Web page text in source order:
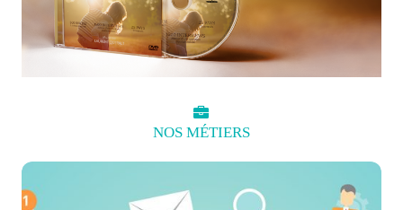
NOS MÉTIERS